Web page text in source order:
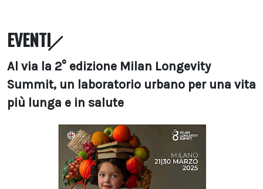
EVENTI
Al via la 2° edizione Milan Longevity
Summit, un laboratorio urbano per una vita
più lunga e in salute